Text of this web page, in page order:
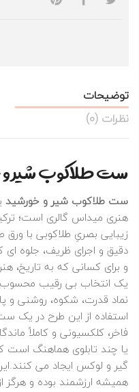
توضیحات
نظرات (0)
ست طلاکوب شیر
ست طلاکوب شیر و خورشید
هنری میداس گالری است؛
زیبایی بصریِ طلاکوبی با
دقیق و اجرای ظریف، جلوه‌
و برای کسانی که به تاریخ،
یک انتخاب بی‌ رقیب
نماد قدرت، شکوه، روشنی و
استفاده از این طرح در یک
فاخر، کلکسیونی و کاملاً
یا چند تابلوی هماهنگ
گیر و لوکس ایجاد می‌
همیشه ارزشمند بوده و هرگز